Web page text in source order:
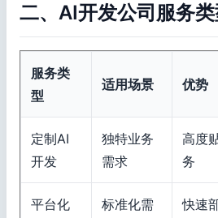
二、AI开发公司服务
服务类
型
适用场景 优势
定制AI
开发
独特业务
需求
高度
务
平台化
标准化需
快速